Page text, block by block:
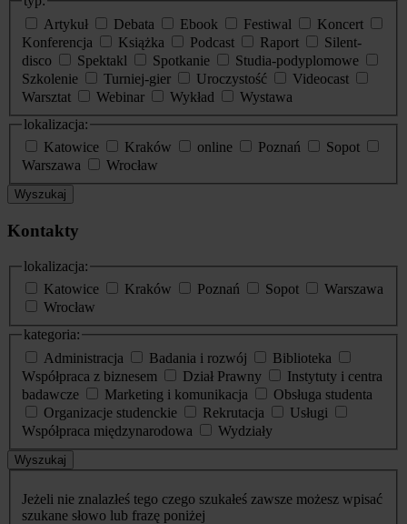
Artykuł
Debata Ebook Festiwal
Koncert
Konferencja
Książka Podcast Raport
Silent-
disco
Spektakl Spotkanie
Studia-podyplomowe
Szkolenie
Turniej-gier Uroczystość
Videocast
Warsztat
Webinar Wykład
Wystawa
lokalizacja:
Katowice
Kraków online Poznań
Sopot
Warszawa
Wrocław
Wyszukaj
Kontakty
lokalizacja:
Katowice
Kraków Poznań Sopot
Warszawa
Wrocław
kategoria:
Administracja
Badania i rozwój
Biblioteka
Współpraca z biznesem
Dział Prawny
Instytuty i centra
badawcze
Marketing i komunikacja
Obsługa studenta
Organizacje studenckie
Rekrutacja
Usługi
Współpraca międzynarodowa
Wydziały
Wyszukaj
Jeżeli nie znalazłeś tego czego szukałeś zawsze możesz wpisać
szukane słowo lub frazę poniżej